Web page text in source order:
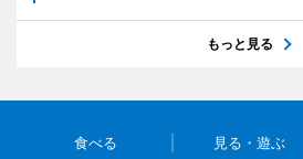
もっと見る
食べる 見る・遊ぶ